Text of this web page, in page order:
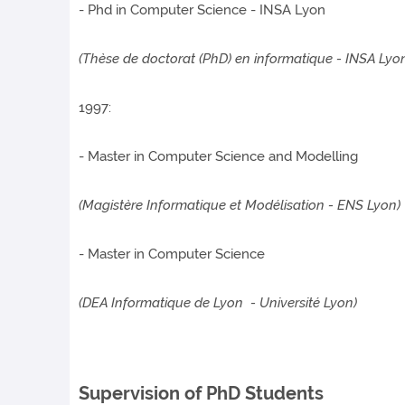
- Phd in Computer Science - INSA Lyon
(Thèse de doctorat (PhD) en informatique - INSA
1997:
- Master in Computer Science and Modelling
(Magistère Informatique et Modélisation - ENS Lyon)
- Master in Computer Science
(DEA Informatique de Lyon - Université Lyon)
Supervision of PhD Students